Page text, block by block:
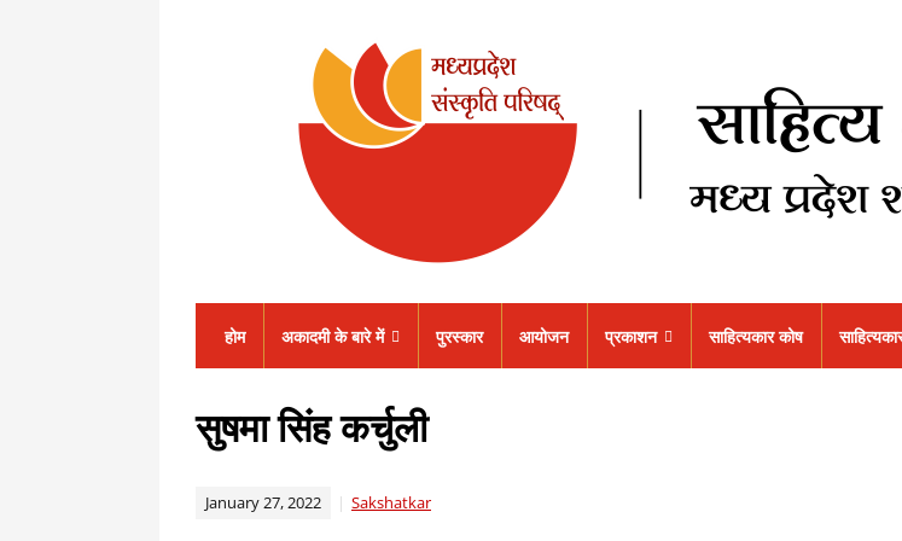
होम अकादमी के बारे में पुरस्कार आयोजन प्रकाशन साहित्यकार कोष
सुषमा सिंह कर्चुली
January 27, 2022 Sakshatkar